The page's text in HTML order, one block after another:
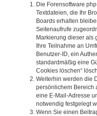
Die Forensoftware
Textdateien, die Ihr
Boards erhalten
Seitenaufrufe
Markierung dieser als
Ihre Teilnahme an
Benutzer-ID, ein
standardmäßig eine
Cookies löschen“
Weiterhin werden die
persönlichem Bereich
eine E-Mail-Adresse
notwendig festgelegt
Wenn Sie einen